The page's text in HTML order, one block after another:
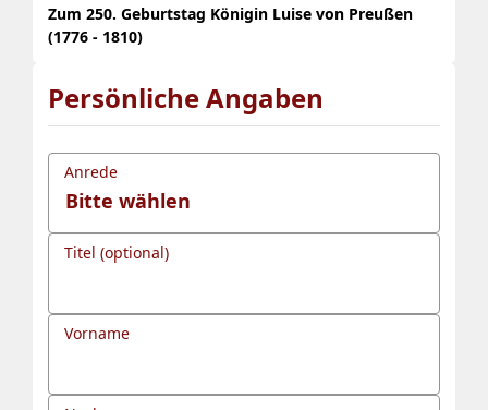
Zum 250. Geburtstag Königin Luise von Preußen
(1776 - 1810)
Persönliche Angaben
Anrede
Titel (optional)
Vorname